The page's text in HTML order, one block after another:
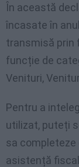
În această
încasate în
transmisă prin
funcție de
Venituri,
Pentru a
utilizat, puteți
sa completeze
asistență